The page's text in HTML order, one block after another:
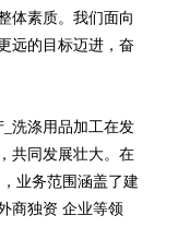
体素质。我们面向
远的目标迈进，奋
洗涤用品加工在发
共同发展壮大。在
业务范围涵盖了建
商独资 企业等领